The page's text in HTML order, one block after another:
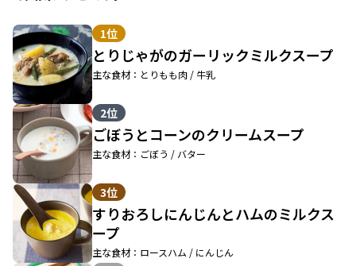
1位
とりじゃがのガーリックミルクスープ
主な食材：とりもも肉 / 牛乳
2位
ごぼうとコーンのクリームスープ
主な食材：ごぼう / バター
3位
すりおろしにんじんとハムのミルクス
ープ
主な食材：ロースハム / にんじん